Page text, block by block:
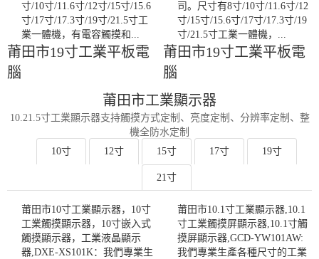
寸/10寸/11.6寸/12寸/15寸/15.6
寸/17寸/17.3寸/19寸/21.5寸工
業一體機，有電容觸摸和...
莆田市19寸工業平板電
腦
司。尺寸有8寸/10寸/11.6寸/12
寸/15寸/15.6寸/17寸/17.3寸/19
寸/21.5寸工業一體機，...
莆田市19寸工業平板電
腦
莆田市工業顯示器
10.21.5寸工業顯示器支持觸摸方式定制、亮度定制、分辨率定制、整
機全防水定制
10寸
12寸 15寸 17寸 19寸
21寸
莆田市10寸工業顯示器，10寸
工業觸摸顯示器，10寸嵌入式
觸摸顯示器，工業液晶顯示
器,DXE-XS101K：我們專業生
莆田市10.1寸工業顯示器,10.1
寸工業觸摸屏顯示器,10.1寸觸
摸屏顯示器,GCD-YW101AW:
我們專業生產各種尺寸的工業